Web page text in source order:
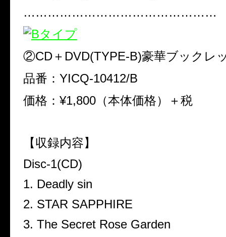
…………………………………………
②CD＋DVD(TYPE-B)豪華ブックレ
品番：YICQ-10412/B
価格：¥1,800（本体価格）＋税
【収録内容】
Disc-1(CD)
1. Deadly sin
2. STAR SAPPHIRE
3. The Secret Rose Garden